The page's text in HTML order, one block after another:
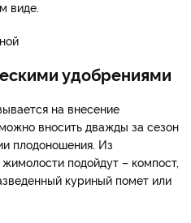
виде.
удобрениями
на внесение
вносить дважды за сезон
плодоношения. Из
подойдут – компост,
куриный помет или